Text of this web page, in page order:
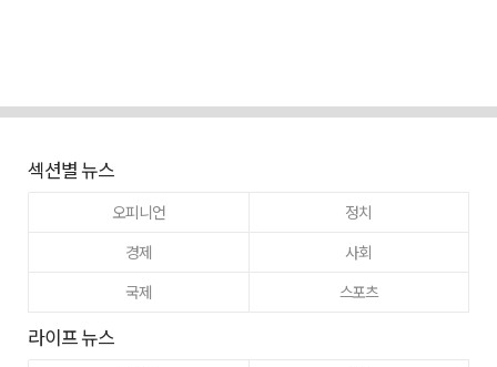
섹션별 뉴스
오피니언
정치
경제
사회
국제
스포츠
라이프 뉴스